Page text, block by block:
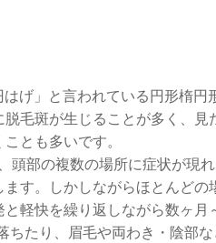
げ」と言われている円形楕円
毛斑が生じることが多く、見
とも多いです。
頭部の複数の場所に症状が現
す。しかしながらほとんどの
軽快を繰り返しながら数ヶ月
たり、眉毛や両わき・陰部